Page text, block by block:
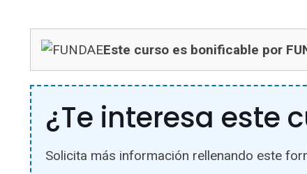
Este curso es bonificable por
¿Te interesa este
Solicita más información rellenando este